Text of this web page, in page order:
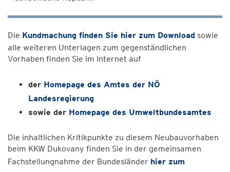
Die Kundmachung finden Sie hier zum Download sowie
alle weiteren Unterlagen zum gegenständlichen
Vorhaben finden Sie im Internet auf
der Homepage des Amtes der NÖ
Landesregierung
sowie der Homepage des Umweltbundesamtes
Die inhaltlichen Kritikpunkte zu diesem Neubauvorhaben
beim KKW Dukovany finden Sie in der gemeinsamen
Fachstellungnahme der Bundesländer hier zum